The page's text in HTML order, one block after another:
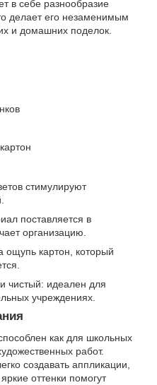
в себе разнообразие
делает его незаменимым
и домашних поделок.
стимулируют
поставляется в
организацию.
ощупь картон, который
чистый: идеален для
учреждениях.
как для школьных
работ.
создавать аппликации,
оттенки помогут